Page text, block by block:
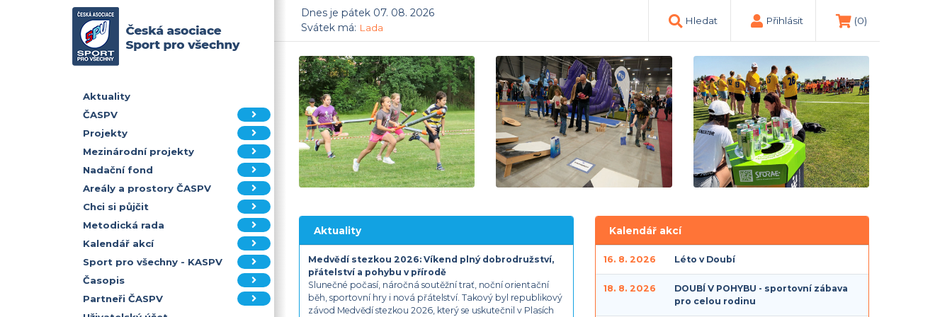
Aktuality
ČASPV
Projekty
Mezinárodní projekty
Nadační fond
Areály a prostory ČASPV
Chci si půjčit
Metodická rada
Kalendář akcí
Sport pro všechny - KASPV
Časopis
Partneři ČASPV
Dnes je pátek 07. 08. 2026
Svátek má: Lada
Hledat Přihlásit (0)
Aktuality
Medvědí stezkou 2026: Víkend plný dobrodružství,
přátelství a pohybu v přírodě
Slunečné počasí, náročná soutěžní trať, noční orientační
běh, sportovní hry i nová přátelství. Takový byl republikový
závod Medvědí stezkou 2026, který se uskutečnil v Plasích
Kalendář akcí
16. 8. 2026 Léto v Doubí
18. 8. 2026
DOUBÍ V POHYBU - sportovní zábava
pro celou rodinu